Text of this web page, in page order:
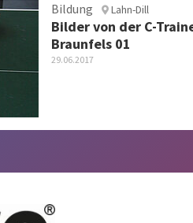
Bildung Lahn-Dill
Bilder von der C-
Braunfels 01
29.06.2017